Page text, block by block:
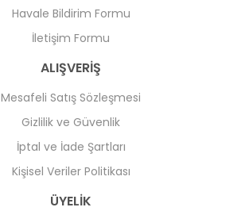
Havale Bildirim Formu
İletişim Formu
ALIŞVERİŞ
Mesafeli Satış Sözleşmesi
Gizlilik ve Güvenlik
İptal ve İade Şartları
Kişisel Veriler Politikası
ÜYELİK